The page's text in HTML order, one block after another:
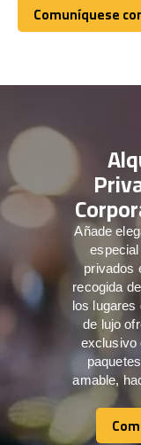
Comuníquese
Comuníquese
Añade
privados
recogida
los lugares
de lujo
exclusivo
amable,